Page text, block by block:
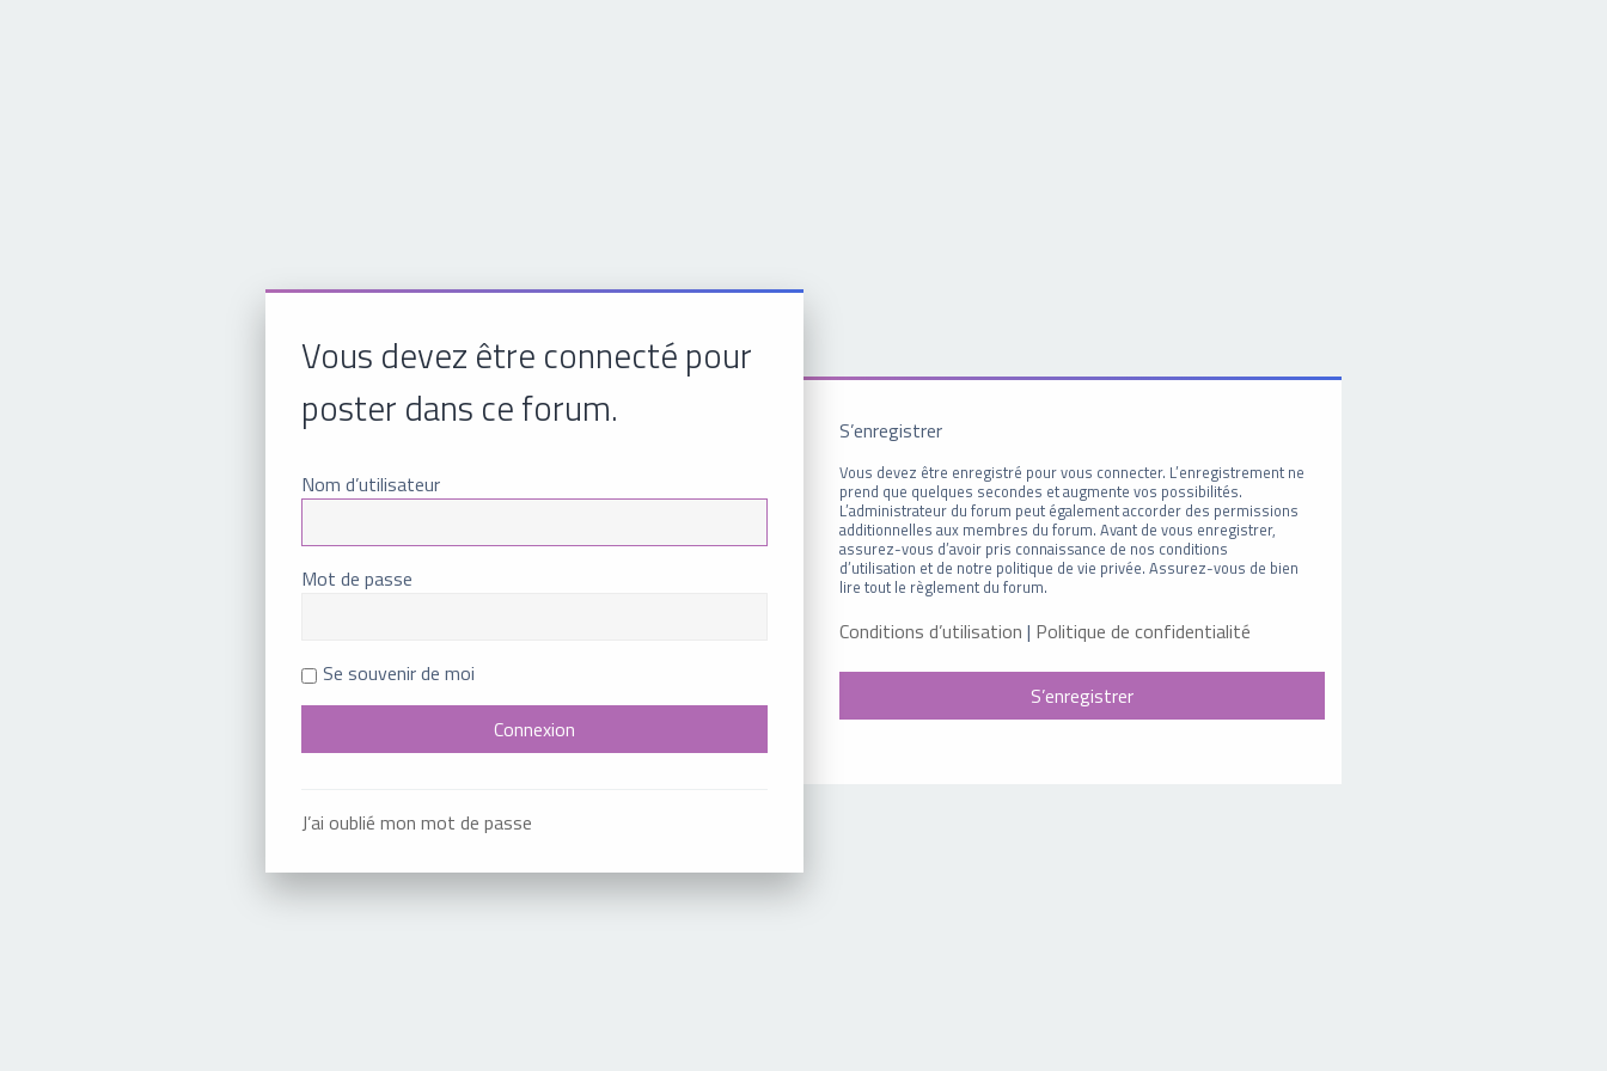
Vous devez être connecté pour
poster dans ce forum.
Nom d’utilisateur
Mot de passe
Se souvenir de moi
J’ai oublié mon mot de passe
S’enregistrer
Vous devez être enregistré pour vous connecter. L’enregistrement ne
prend que quelques secondes et augmente vos possibilités.
L’administrateur du forum peut également accorder des permissions
additionnelles aux membres du forum. Avant de vous enregistrer,
assurez-vous d’avoir pris connaissance de nos conditions
d’utilisation et de notre politique de vie privée. Assurez-vous de bien
lire tout le règlement du forum.
Conditions d’utilisation | Politique de confidentialité
S’enregistrer